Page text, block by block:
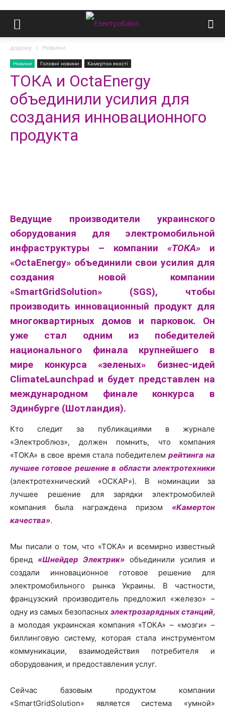
додому Новини
Новини Головні новини Камертон якості
ТОКА и OctaEnergy
объединили усилия для
создания инновационного
продукта
Ведущие производители украинского
оборудования для электромобильной
инфраструктуры – компании «ТОКА» и
«OctaEnergy» объединили свои усилия для
создания новой компании
«SmartGridSolution» (SGS), чтобы
производить инновационный продукт для
многоквартирных домов и парковок. Он
уже стал одним из победителей
национального финала крупнейшего в
мире конкурса «зеленых» бизнес-идей
ClimateLaunchpad и будет представлен на
международном финале конкурса в
Эдинбурге (Шотландия).
Кто следит за публикациями в журнале
«Электроблюз», должен помнить, что компания
«ТОКА» в свое время стала победителемрейтинга на
лучшее готовое решение в области электротехники
(электротехнический «ОСКАР»). В номинации за
лучшее решение для зарядки электромобилей
компания была награждена призом «Камертон
качества».
Мы писали о том, что «ТОКА» и всемирно известный
бренд «Шнейдер Электрик» объединили усилия и
создали инновационное готовое решение для
электромобильного рынка Украины. В частности,
французский производитель предложил «железо» –
одну из самых безопасных электрозарядных станций,
а молодая украинская компания «ТОКА» – «мозги» –
биллинговую систему, которая стала инструментом
коммуникации, взаимодействия потребителя и
оборудования, и предоставления услуг.
Сейчас базовым продуктом компании
«SmartGridSolution» является система «умной»